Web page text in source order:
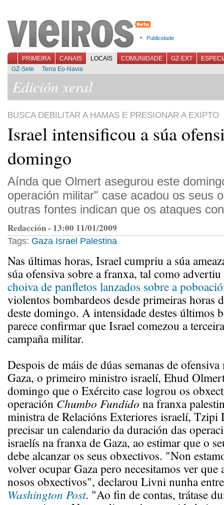
Publicidade
PRIMEIRA CANAIS LOCAIS COMUNIDADE GZ-EXT
GZ-Sete
Terra Eo-Navia
Edición xeral
BUSCA DEBILITAR A HAMAS E PRESIONAR A EXIPTO
Israel intensificou a súa
domingo
Aínda que Olmert asegurou este
operación militar" case acadou os seus
outras fontes indican que os ataques
Redacción - 13:00 11/01/2009
Tags: Gaza Israel Palestina
Nas últimas horas, Israel cumpriu a súa
súa ofensiva sobre a franxa, tal como
choiva de panfletos lanzados sobre a
violentos bombardeos desde primeiras horas
deste domingo. A intensidade destes últimos
parece confirmar que Israel comezou a
campaña militar.
Despois de máis de dúas semanas de
Gaza, o primeiro ministro israelí, Ehud
domingo que o Exército case logrou os
operación Chumbo Fundido na franxa
ministra de Relacións Exteriores israelí,
precisar un calendario da duración das
israelís na franxa de Gaza, ao estimar que o
debe alcanzar os seus obxectivos. "Non
volver ocupar Gaza pero necesitamos ver que
nosos obxectivos", declarou Livni nunha
Washington Post. "Ao fin de contas, trátase